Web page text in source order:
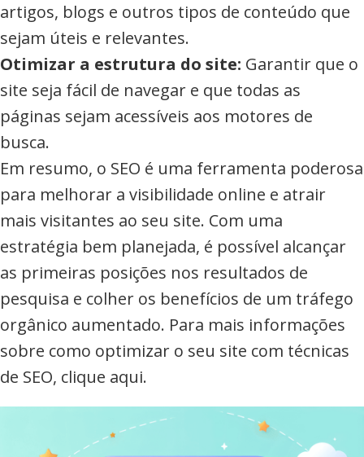
artigos, blogs e outros tipos de conteúdo que
sejam úteis e relevantes.
Otimizar a estrutura do site: Garantir que o
site seja fácil de navegar e que todas as
páginas sejam acessíveis aos motores de
busca.
Em resumo, o SEO é uma ferramenta poderosa
para melhorar a visibilidade online e atrair
mais visitantes ao seu site. Com uma
estratégia bem planejada, é possível alcançar
as primeiras posições nos resultados de
pesquisa e colher os benefícios de um tráfego
orgânico aumentado. Para mais informações
sobre como optimizar o seu site com técnicas
de SEO, clique aqui.